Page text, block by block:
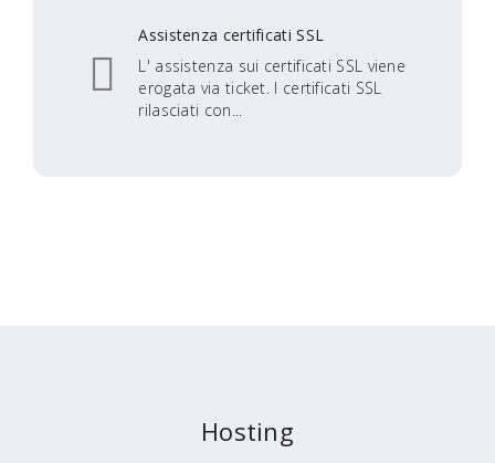
Assistenza certificati SSL
L' assistenza sui certificati SSL viene
erogata via ticket. I certificati SSL
rilasciati con...
Hosting